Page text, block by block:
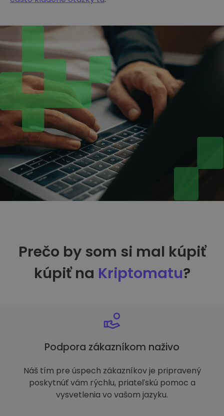
Prečo by som si mal kúpiť
kúpiť na Kriptomatu?
Podpora zákazníkom naživo
Náš tím pre úspech zákazníkov je pripravený
poskytnúť vám rýchlu, priateľskú pomoc a
vysvetlenia vo vašom jazyku.